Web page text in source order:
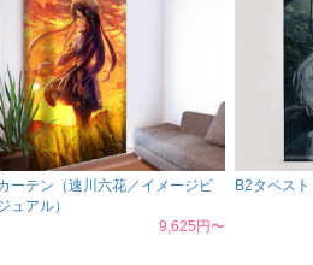
ーテン（速川六花／イメージビ
ュアル）
9,625円〜
B2タペスト